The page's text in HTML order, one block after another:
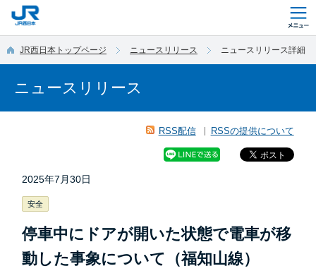
JR西日本トップページ ニュースリリース ニュースリリース詳細
ニュースリリース
RSS配信 RSSの提供について
2025年7月30日
安全
停車中にドアが開いた状態で電車が移
動した事象について（福知山線）